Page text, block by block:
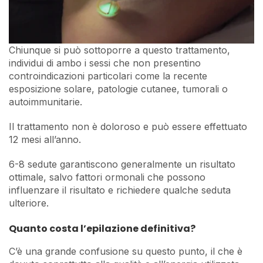
Chiunque si può sottoporre a questo trattamento,
individui di ambo i sessi che non presentino
controindicazioni particolari come la recente
esposizione solare, patologie cutanee, tumorali o
autoimmunitarie.
Il trattamento non è doloroso e può essere effettuato
12 mesi all’anno.
6-8 sedute garantiscono generalmente un risultato
ottimale, salvo fattori ormonali che possono
influenzare il risultato e richiedere qualche seduta
ulteriore.
Quanto costa l’epilazione definitiva?
C’è una grande confusione su questo punto, il che è